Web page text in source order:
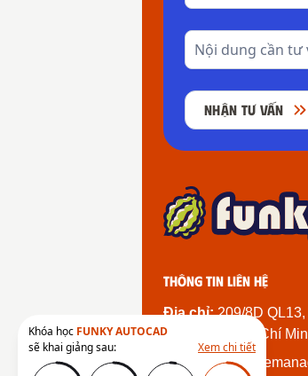
Khóa học FUNKY AUTOCAD
sẽ khai giảng sau:
Xem chi tiết
NHẬN TƯ VẤN
Thông tin liên hệ
Địa chỉ:209/8D
Thành Phố Hồ Chí
Email: